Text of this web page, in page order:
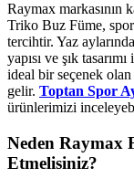
Raymax markasının
Triko Buz Füme,
tercihtir. Yaz
yapısı ve şık
ideal bir seçenek
gelir. Toptan Spor
ürünlerimizi
Neden Raymax
Etmelisiniz?